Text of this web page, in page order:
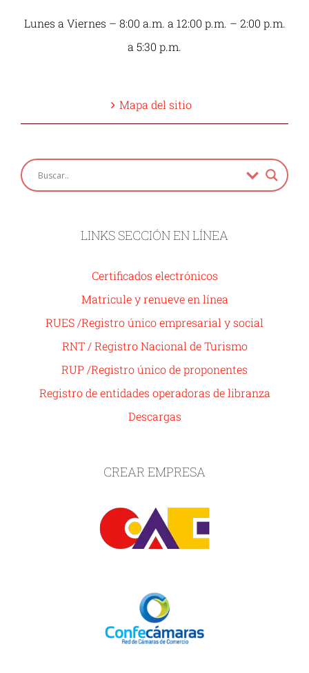
Lunes a Viernes – 8:00 a.m. a 12:00 p.m. – 2:00 p.m.
a 5:30 p.m.
Mapa del sitio
LINKS SECCIÓN EN LÍNEA
Certificados electrónicos
Matricule y renueve en línea
RUES /Registro único empresarial y social
RNT / Registro Nacional de Turismo
RUP /Registro único de proponentes
Registro de entidades operadoras de libranza
Descargas
CREAR EMPRESA